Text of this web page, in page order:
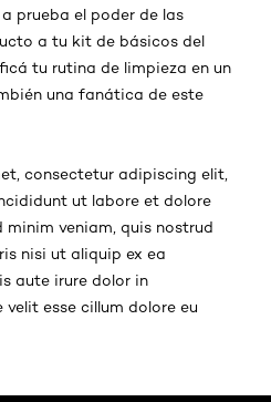
prueba el poder de las
a tu kit de básicos del
tu rutina de limpieza en un
una fanática de este
consectetur adipiscing elit,
ut labore et dolore
veniam, quis nostrud
nisi ut aliquip ex ea
aute irure dolor in
esse cillum dolore eu